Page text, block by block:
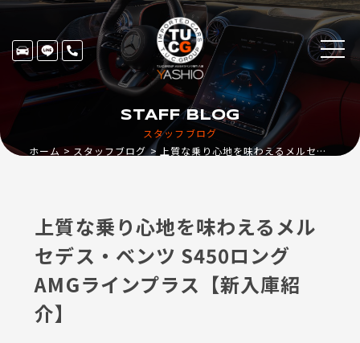
スタッフブログ
STAFF BLOG
ホーム スタッフブログ 上質な乗り心地を味わえるメルセデス・ベンツ S450ロング AMGラインプラス【新入庫紹介】
上質な乗り心地を味わえるメル
セデス・ベンツ S450ロング
AMGラインプラス【新入庫紹
介】